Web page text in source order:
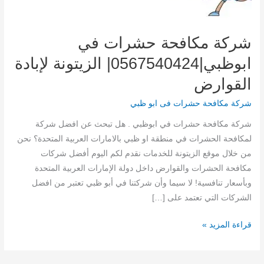
شركة مكافحة حشرات في
ابوظبي|0567540424| الزيتونة لإبادة
القوارض
شركة مكافحة حشرات فى ابو ظبي
شركة مكافحة حشرات في ابوظبي . هل تبحث عن افضل شركة
لمكافحة الحشرات في منطقة او ظبي بالامارات العربية المتحدة؟ نحن
من خلال موقع الزيتونة للخدمات نقدم لكم اليوم أفضل شركات
مكافحة الحشرات والقوارض داخل دولة الإمارات العربية المتحدة
وبأسعار تنافسية! لا سيما وأن شركتنا في أبو ظبي تعتبر من افضل
الشركات التي تعتمد على […]
شركة
قراءة المزيد »